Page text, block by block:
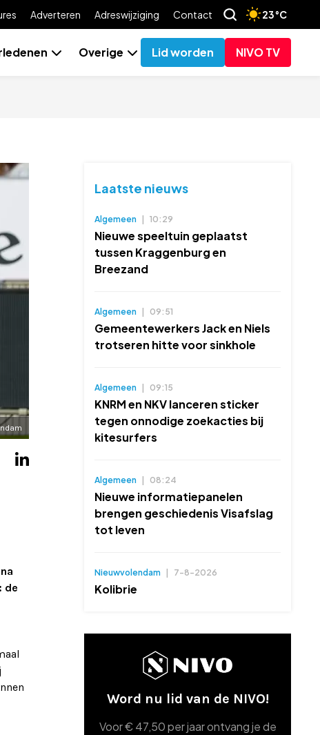
Adverteren Adreswijziging Contact 23°C
Overige Lid worden NIVO TV
de
Laatste nieuws
Algemeen 10:29
Nieuwe speeltuin geplaatst
tussen Kraggenburg en
Breezand
Algemeen 09:51
Gemeentewerkers Jack en Niels
trotseren hitte voor sinkhole
Algemeen 09:15
KNRM en NKV lanceren sticker
tegen onnodige zoekacties bij
kitesurfers
Algemeen 08:24
Nieuwe informatiepanelen
brengen geschiedenis Visafslag
tot leven
Nieuwvolendam 7-8-2026
Kolibrie
Word nu lid van de NIVO!
Voor € 47,50 per jaar ontvang je de